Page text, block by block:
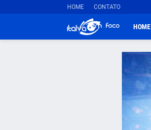
HOME CONTATO
HOME